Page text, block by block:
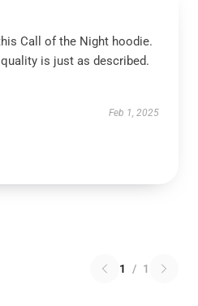
Call of the Night hoodie.
quality is just as described.
Feb 1, 2025
1 / 1